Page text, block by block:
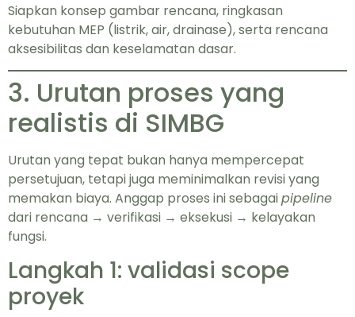
Siapkan konsep gambar rencana, ringkasan
kebutuhan MEP (listrik, air, drainase), serta rencana
aksesibilitas dan keselamatan dasar.
3. Urutan proses yang
realistis di SIMBG
Urutan yang tepat bukan hanya mempercepat
persetujuan, tetapi juga meminimalkan revisi yang
memakan biaya. Anggap proses ini sebagaipipeline
dari rencana → verifikasi → eksekusi → kelayakan
fungsi.
Langkah 1: validasi scope
proyek